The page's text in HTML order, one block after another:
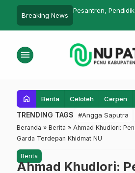
Breaking News
Halalbihalal,
menu
home Berita Celoteh Cerpen
TRENDING TAGS #Angga Saputra
Beranda » Berita » Ahmad Khudlori:
Garda Terdepan Khidmat NU
Berita
Ahmad Khudlori: